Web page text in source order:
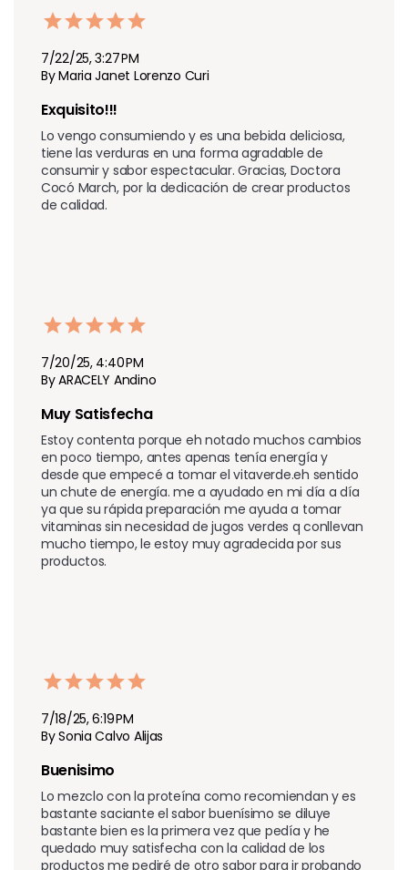
7/22/25, 3:27 PM
By Maria Janet Lorenzo Curi
Exquisito!!!
Lo vengo consumiendo y es una bebida deliciosa,
tiene las verduras en una forma agradable de
consumir y sabor espectacular. Gracias, Doctora
Cocó March, por la dedicación de crear productos
de calidad.
7/20/25, 4:40 PM
By ARACELY Andino
Muy Satisfecha
Estoy contenta porque eh notado muchos cambios
en poco tiempo, antes apenas tenía energía y
desde que empecé a tomar el vitaverde.eh sentido
un chute de energía. me a ayudado en mi día a día
ya que su rápida preparación me ayuda a tomar
vitaminas sin necesidad de jugos verdes q conllevan
mucho tiempo, le estoy muy agradecida por sus
productos.
7/18/25, 6:19 PM
By Sonia Calvo Alijas
Buenisimo
Lo mezclo con la proteína como recomiendan y es
bastante saciante el sabor buenísimo se diluye
bastante bien es la primera vez que pedía y he
quedado muy satisfecha con la calidad de los
productos me pediré de otro sabor para ir probando